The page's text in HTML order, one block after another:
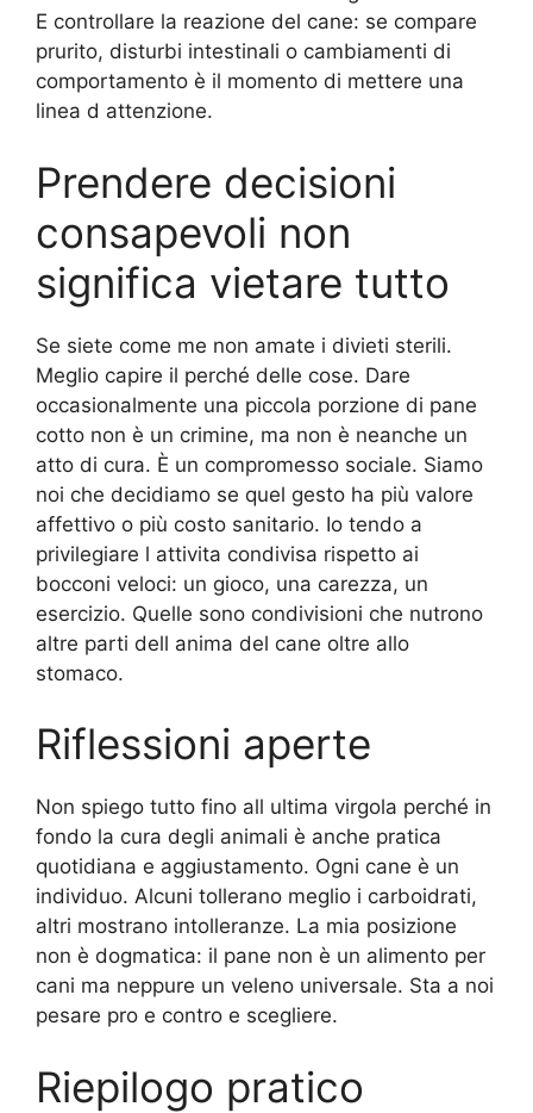
E controllare la reazione del cane: se compare
prurito, disturbi intestinali o cambiamenti di
comportamento è il momento di mettere una
linea d attenzione.
Prendere decisioni
consapevoli non
significa vietare tutto
Se siete come me non amate i divieti sterili.
Meglio capire il perché delle cose. Dare
occasionalmente una piccola porzione di pane
cotto non è un crimine, ma non è neanche un
atto di cura. È un compromesso sociale. Siamo
noi che decidiamo se quel gesto ha più valore
affettivo o più costo sanitario. Io tendo a
privilegiare l attivita condivisa rispetto ai
bocconi veloci: un gioco, una carezza, un
esercizio. Quelle sono condivisioni che nutrono
altre parti dell anima del cane oltre allo
stomaco.
Riflessioni aperte
Non spiego tutto fino all ultima virgola perché in
fondo la cura degli animali è anche pratica
quotidiana e aggiustamento. Ogni cane è un
individuo. Alcuni tollerano meglio i carboidrati,
altri mostrano intolleranze. La mia posizione
non è dogmatica: il pane non è un alimento per
cani ma neppure un veleno universale. Sta a noi
pesare pro e contro e scegliere.
Riepilogo pratico